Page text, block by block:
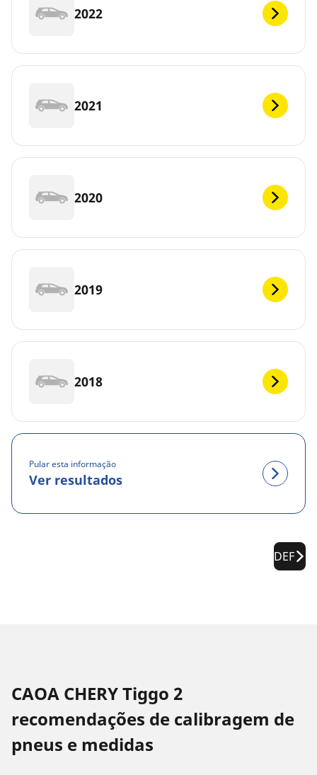
2022
2021
2020
2019
2018
Pular esta informação
Ver resultados
DEF
CAOA CHERY Tiggo 2
recomendações de calibragem de
pneus e medidas